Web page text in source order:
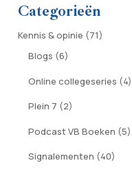
Categorieën
Kennis & opinie (71)
Blogs (6)
Online collegeseries (4)
Plein 7 (2)
Podcast VB Boeken (5)
Signalementen (40)